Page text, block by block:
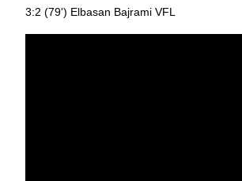
3:2 (79') Elbasan Bajrami VFL